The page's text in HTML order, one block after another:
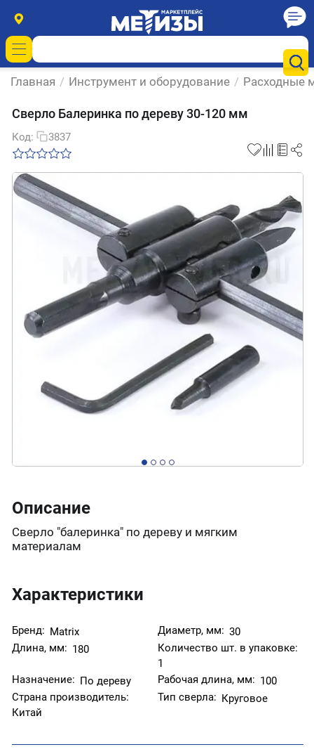
Главная / Инструмент и оборудование / Расходные
Сверло Балеринка по дереву 30-120 мм
Код: 3837
Описание
Сверло "балеринка" по дереву и мягким
материалам
Характеристики
Бренд: Matrix Диаметр, мм: 30
Длина, мм: 180
Количество шт. в упаковке:
1
Назначение: По дереву Рабочая длина, мм: 100
Страна производитель:
Китай
Тип сверла: Круговое